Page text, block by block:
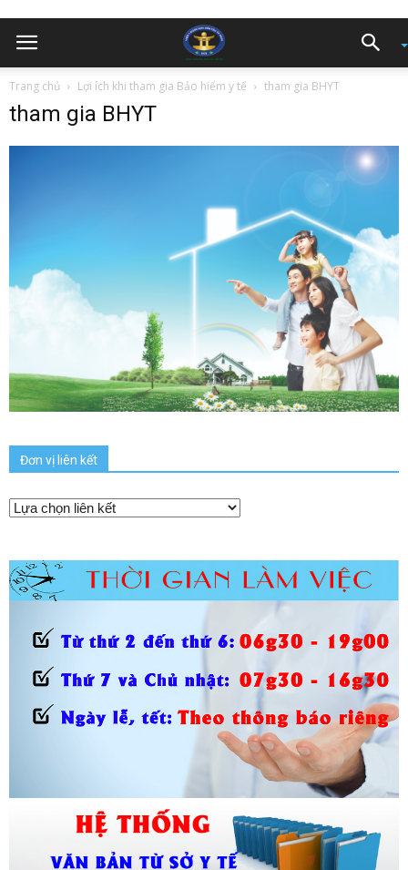
Trang chủ Lợi ích khi tham gia Bảo hiểm y tế tham gia BHYT
tham gia BHYT
Đơn vị liên kết